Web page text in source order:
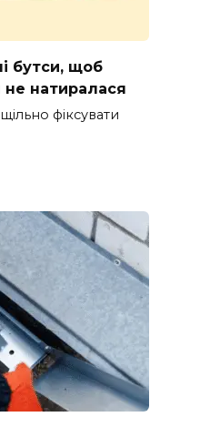
бутси, щоб
не натиралася
фіксувати